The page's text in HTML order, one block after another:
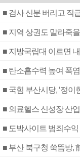
■ 지역 상권도 말라죽
■ 지방국립대 이르면
■ 탄소흡수력 높여 폭
■ 의료헬스 신성장 산
■ 도박사이트 범죄수
■ 부산 북구청 쑥뜸방,